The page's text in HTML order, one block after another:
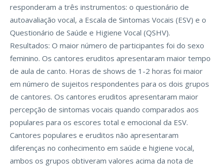
responderam a três instrumentos: o questionário de
autoavaliação vocal, a Escala de Sintomas Vocais (ESV) e o
Questionário de Saúde e Higiene Vocal (QSHV).
Resultados: O maior número de participantes foi do sexo
feminino. Os cantores eruditos apresentaram maior tempo
de aula de canto. Horas de shows de 1-2 horas foi maior
em número de sujeitos respondentes para os dois grupos
de cantores. Os cantores eruditos apresentaram maior
percepção de sintomas vocais quando comparados aos
populares para os escores total e emocional da ESV.
Cantores populares e eruditos não apresentaram
diferenças no conhecimento em saúde e higiene vocal,
ambos os grupos obtiveram valores acima da nota de